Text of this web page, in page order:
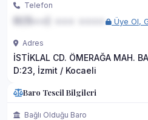
Telefon
Üye Ol,
Adres
İSTİKLAL CD. ÖMERAĞA MAH.
D:23, İzmit / Kocaeli
Baro Tescil Bilgileri
Bağlı Olduğu Baro